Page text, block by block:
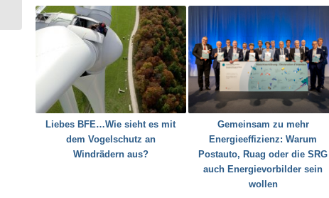
Liebes BFE…Wie sieht es mit
dem Vogelschutz an
Windrädern aus?
Gemeinsam zu mehr
Energieeffizienz: Warum
Postauto, Ruag oder die SRG
auch Energievorbilder sein
wollen
Wärmepumpe
kombiniert